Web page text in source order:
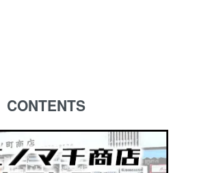
CONTENTS